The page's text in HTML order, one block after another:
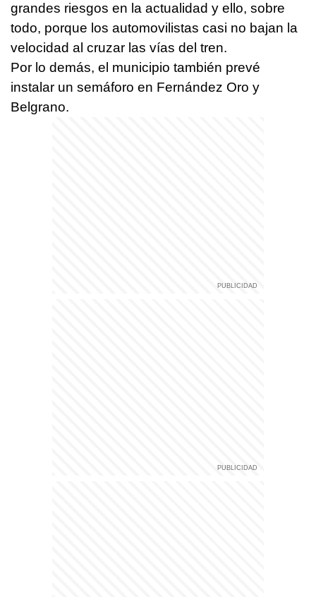
grandes riesgos en la actualidad y ello, sobre
todo, porque los automovilistas casi no bajan la
velocidad al cruzar las vías del tren.
Por lo demás, el municipio también prevé
instalar un semáforo en Fernández Oro y
Belgrano.